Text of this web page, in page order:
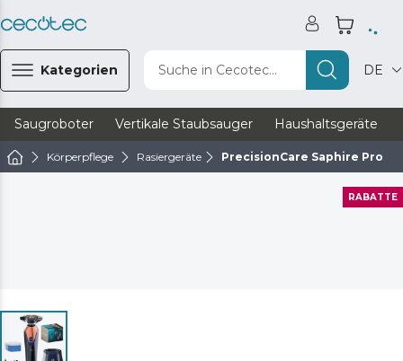
Kategorien Suche in Cecotec... DE
Saugroboter Vertikale Staubsauger Haushaltsgeräte
Körperpflege Rasiergeräte PrecisionCare Saphire Pro
RABATTE